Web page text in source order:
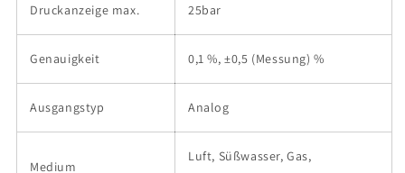
Druckanzeige max. 25bar
Genauigkeit 0,1 %, ±0,5 (Messung) %
Ausgangstyp Analog
Medium
Luft, Süßwasser, Gas,